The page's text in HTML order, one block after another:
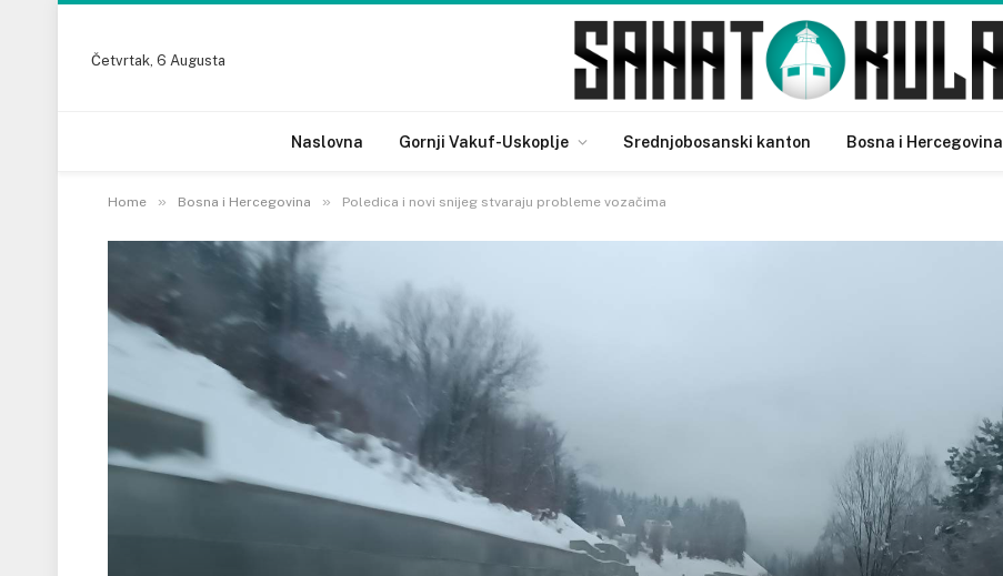
Četvrtak, 6 Augusta
Naslovna Gornji Vakuf-Uskoplje Srednjobosanski kanton Bosna i Hercegovina
Home » Bosna i Hercegovina » Poledica i novi snijeg stvaraju probleme vozačima